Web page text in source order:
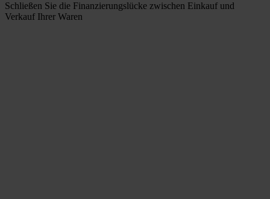
Schließen Sie die Finanzierungslücke zwischen Einkauf und
Verkauf Ihrer Waren